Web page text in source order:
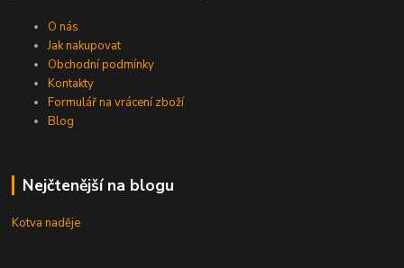
O nás
Jak nakupovat
Obchodní podmínky
Kontakty
Formulář na vrácení zboží
Blog
Nejčtenější na blogu
Kotva naděje